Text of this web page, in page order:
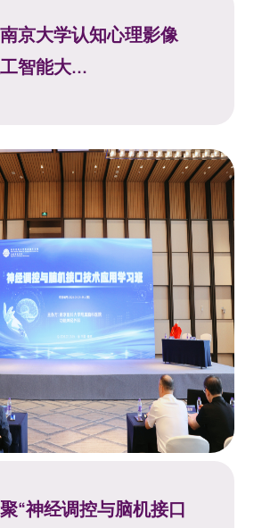
京大学认知心理影像
智能大...
“神经调控与脑机接口